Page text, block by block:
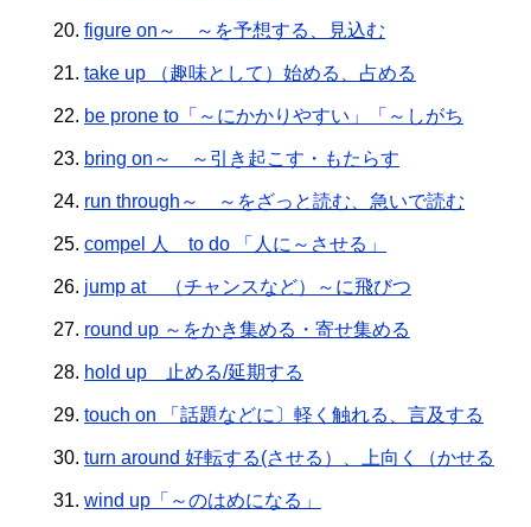
figure on～ ～を予想する、見込む
take up （趣味として）始める、占める
be prone to「～にかかりやすい」「～しがち
bring on～ ～引き起こす・もたらす
run through～ ～をざっと読む、急いで読む
compel 人 to do 「人に～させる」
jump at （チャンスなど）～に飛びつ
round up ～をかき集める・寄せ集める
hold up 止める/延期する
touch on 「話題などに〕軽く触れる、言及する
turn around 好転する(させる）、上向く（かせる
wind up「～のはめになる」